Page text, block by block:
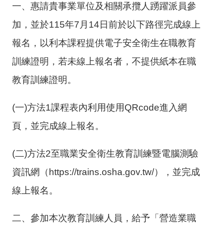
一、惠請貴事業單位及相關承攬人踴躍派員參
加，並於115年7月14日前於以下路徑完成線上
報名，以利本課程提供電子安全衛生在職教育
訓練證明，若未線上報名者，不提供紙本在職
教育訓練證明。
(一)方法1課程表內利用使用QRcode進入網
頁，並完成線上報名。
(二)方法2至職業安全衛生教育訓練暨電腦測驗
資訊網（https://trains.osha.gov.tw/），並完成
線上報名。
二、參加本次教育訓練人員，給予「營造業職